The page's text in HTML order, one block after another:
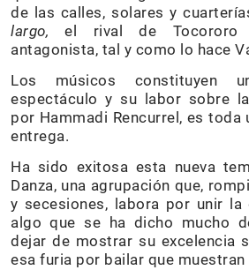
de las calles, solares y
largo, el rival de Tocororo
antagonista, tal y como lo hace
Los músicos constituyen
espectáculo y su labor sobre
por Hammadi Rencurrel, es toda
entrega.
Ha sido exitosa esta nueva
Danza, una agrupación que,
y secesiones, labora por unir la
algo que se ha dicho mucho
dejar de mostrar su excelencia
esa furia por bailar que